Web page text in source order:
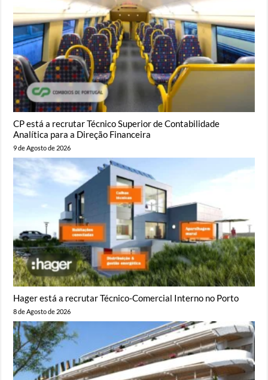
CP está a recrutar Técnico Superior de Contabilidade
Analítica para a Direção Financeira
9 de Agosto de 2026
Hager está a recrutar Técnico-Comercial Interno no Porto
8 de Agosto de 2026